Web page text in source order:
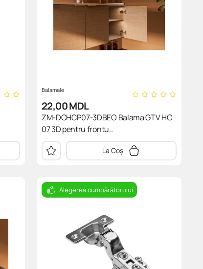
Balamale
22,00MDL
ZM-DCHCP07-3DBEO Balama GTV HC
07 3D pentru frontu..
La Coș
Alegerea cumpărătorului